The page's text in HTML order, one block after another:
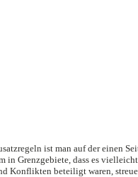
ist man auf der einen
in Grenzgebiete, dass es vielleicht
Konflikten beteiligt waren,